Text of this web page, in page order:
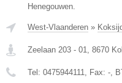
Henegouwen.
West-Vlaanderen »
Zeelaan 203 - 01 8670
Tel: 0475944111 , Fax: - ,